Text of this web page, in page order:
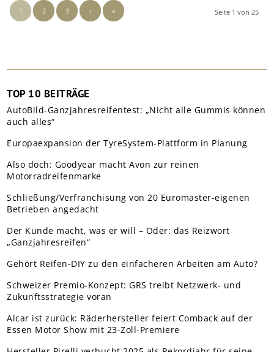
Seite 1 von 25
1 2 3 › »
TOP 10 BEITRÄGE
AutoBild-Ganzjahresreifentest: „Nicht alle Gummis können
auch alles“
Europaexpansion der TyreSystem-Plattform in Planung
Also doch: Goodyear macht Avon zur reinen
Motorradreifenmarke
Schließung/Verfranchisung von 20 Euromaster-eigenen
Betrieben angedacht
Der Kunde macht, was er will – Oder: das Reizwort
„Ganzjahresreifen“
Gehört Reifen-DIY zu den einfacheren Arbeiten am Auto?
Schweizer Premio-Konzept: GRS treibt Netzwerk- und
Zukunftsstrategie voran
Alcar ist zurück: Räderhersteller feiert Comback auf der
Essen Motor Show mit 23-Zoll-Premiere